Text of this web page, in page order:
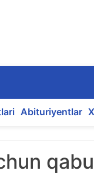
Abituriyentlar